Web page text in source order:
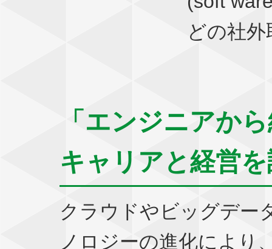
どの社
「エンジニアか
キャリアと経営
クラウドやビッグデー
ノロジーの進化により